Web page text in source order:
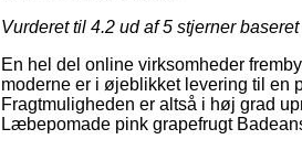
Vurderet til 4.2 ud af 5 stjerner baseret
En hel del online virksomheder
moderne er i øjeblikket levering til en
Fragtmuligheden er altså i høj grad
Læbepomade pink grapefrugt